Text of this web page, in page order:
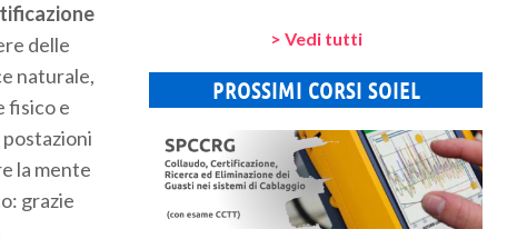
delle
naturale,
fisico e
la mente
grazie
> Vedi tutti
PROSSIMI CORSI SOIEL